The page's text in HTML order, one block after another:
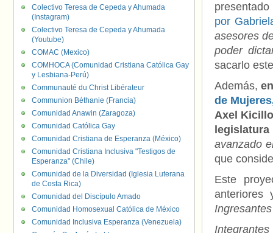
por
asesores
poder
sacarlo
Además,
de
Axel
avanzado
que
Este
anteriores
Colectivo Teresa de Cepeda y Ahumada
(Instagram)
Colectivo Teresa de Cepeda y Ahumada
(Youtube)
COMAC (Mexico)
COMHOCA (Comunidad Cristiana Católica Gay
y Lesbiana-Perú)
Communauté du Christ Libérateur
Communion Béthanie (Francia)
Comunidad Anawin (Zaragoza)
Comunidad Católica Gay
Comunidad Cristiana de Esperanza (México)
Comunidad Cristiana Inclusiva "Testigos de
Esperanza" (Chile)
Comunidad de la Diversidad (Iglesia Luterana
de Costa Rica)
Comunidad del Discípulo Amado
Comunidad Homosexual Católica de México
Comunidad Inclusiva Esperanza (Venezuela)